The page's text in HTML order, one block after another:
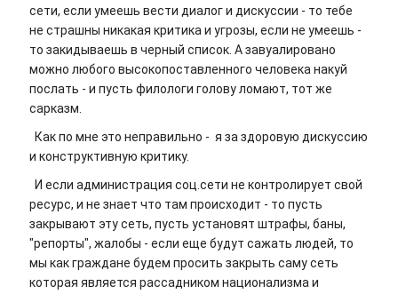
сети, если умеешь вести диалог и дискуссии - то тебе
не страшны никакая критика и угрозы, если не умеешь -
то закидываешь в черный список. А завуалировано
можно любого высокопоставленного человека накуй
послать - и пусть филологи голову ломают, тот же
сарказм.
Как по мне это неправильно - я за здоровую дискуссию
и конструктивную критику.
И если администрация соц.сети не контролирует свой
ресурс, и не знает что там происходит - то пусть
закрывают эту сеть, пусть установят штрафы, баны,
"репорты", жалобы - если еще будут сажать людей, то
мы как граждане будем просить закрыть саму сеть
которая является рассадником национализма и